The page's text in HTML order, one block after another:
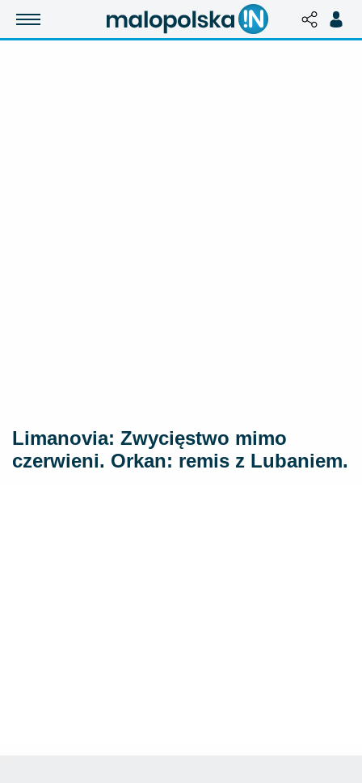
Limanovia: Zwycięstwo mimo
czerwieni. Orkan: remis z Lubaniem.